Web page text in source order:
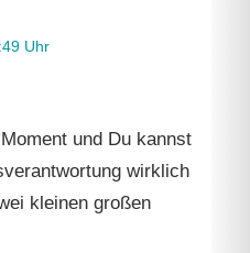
Uhr
und Du kannst
wirklich
kleinen großen